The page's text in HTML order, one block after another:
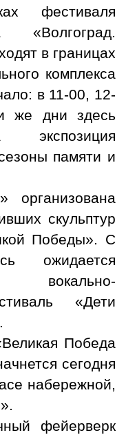
фестиваля
«Волгоград.
в границах
комплекса
в 11-00, 12-
же дни здесь
экспозиция
памяти и
организована
скульптур
Победы». С
ожидается
«Дети
Победа
сегодня
набережной,
фейерверк